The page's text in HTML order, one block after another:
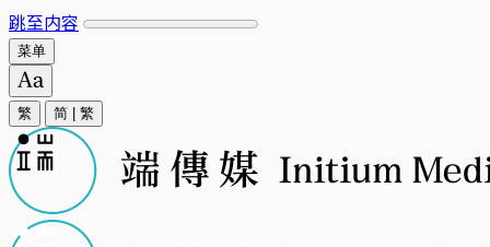
跳至内容
菜单
繁 简 繁